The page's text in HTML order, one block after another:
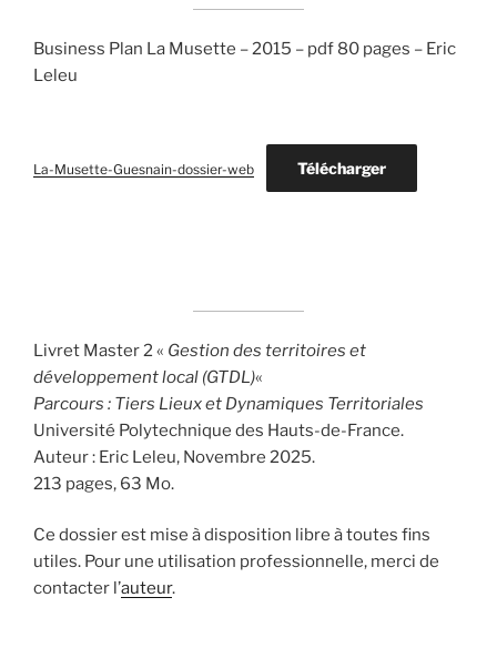
Business Plan La Musette – 2015 – pdf 80 pages – Eric
Leleu
La-Musette-Guesnain-dossier-web Télécharger
Livret Master 2 « Gestion des territoires et
développement local (GTDL)«
Parcours : Tiers Lieux et Dynamiques Territoriales
Université Polytechnique des Hauts-de-France.
Auteur : Eric Leleu, Novembre 2025.
213 pages, 63 Mo.
Ce dossier est mise à disposition libre à toutes fins
utiles. Pour une utilisation professionnelle, merci de
contacter l’auteur.